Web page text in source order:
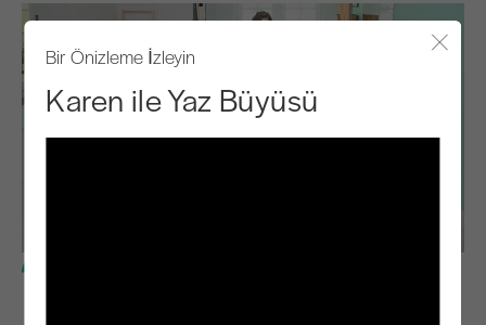
Bir Önizleme İzleyin
Karen ile Yaz Büyüsü